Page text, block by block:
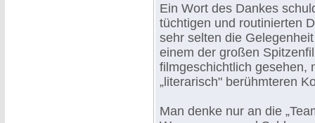
Ein Wort des Dankes
tüchtigen und routinierten
sehr selten die
einem der großen
filmgeschichtlich gesehen,
„literarisch" berühmteren
Man denke nur an die